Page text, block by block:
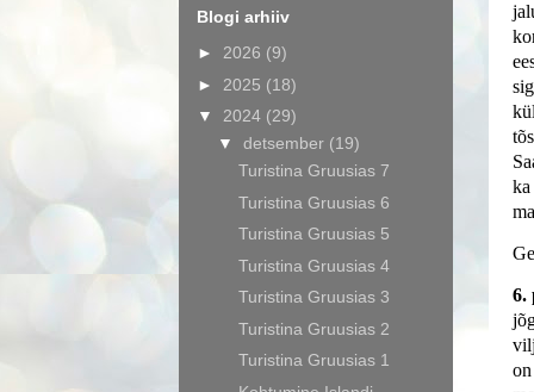
ka
6.
Blogi arhiiv
► 2026 (9)
► 2025 (18)
▼ 2024 (29)
▼ detsember (19)
Turistina Gruusias 7
Turistina Gruusias 6
Turistina Gruusias 5
Turistina Gruusias 4
Turistina Gruusias 3
Turistina Gruusias 2
Turistina Gruusias 1